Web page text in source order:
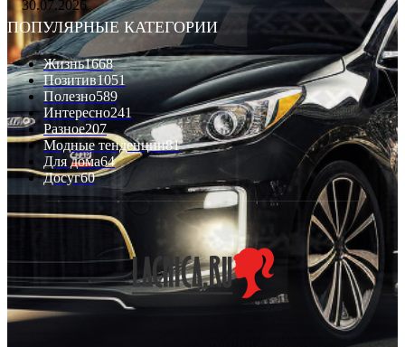
30.07.2026
ПОПУЛЯРНЫЕ КАТЕГОРИИ
Жизнь1668
Позитив1051
Полезно589
Интересно241
Разное207
Модные тенденции81
Для дома64
Досуг60